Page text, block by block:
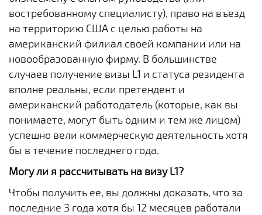
востребованному специалисту), право на въезд
на территорию США с целью работы на
американский филиал своей компании или на
новообразованную фирму. В большинстве
случаев получение визы L1 и статуса резидента
вполне реальны, если претендент и
американский работодатель (которые, как вы
понимаете, могут быть одним и тем же лицом)
успешно вели коммерческую деятельность хотя
бы в течение последнего года.
Могу ли я рассчитывать на визу L1?
Чтобы получить ее, вы должны доказать, что за
последние 3 года хотя бы 12 месяцев работали